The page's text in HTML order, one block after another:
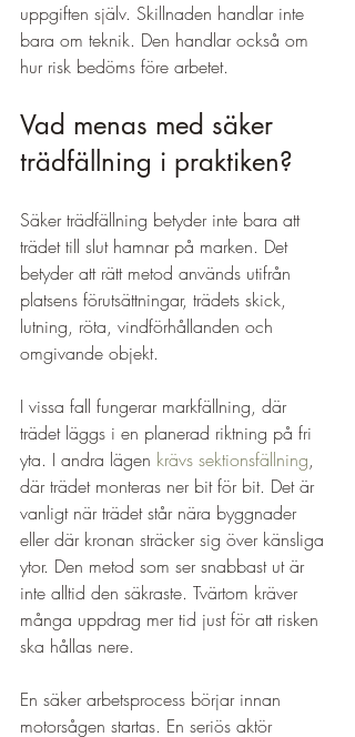
uppgiften själv. Skillnaden handlar inte
bara om teknik. Den handlar också om
hur risk bedöms före arbetet.
Vad menas med säker
trädfällning i praktiken?
Säker trädfällning betyder inte bara att
trädet till slut hamnar på marken. Det
betyder att rätt metod används utifrån
platsens förutsättningar, trädets skick,
lutning, röta, vindförhållanden och
omgivande objekt.
I vissa fall fungerar markfällning, där
trädet läggs i en planerad riktning på fri
yta. I andra lägen krävs sektionsfällning,
där trädet monteras ner bit för bit. Det är
vanligt när trädet står nära byggnader
eller där kronan sträcker sig över känsliga
ytor. Den metod som ser snabbast ut är
inte alltid den säkraste. Tvärtom kräver
många uppdrag mer tid just för att risken
ska hållas nere.
En säker arbetsprocess börjar innan
motorsågen startas. En seriös aktör